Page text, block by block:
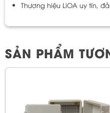
Thương hiệu LiOA uy tín,
SẢN PHẨM